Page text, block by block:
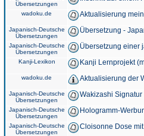
Übersetzungen
wadoku.de Aktualisierung
Japanisch-Deutsche
Übersetzungen
Übersetzung -
Japanisch-Deutsche
Übersetzungen
Übersetzung einer
Kanji-Lexikon Kanji Lernprojekt
wadoku.de Aktualisierung der
Japanisch-Deutsche
Übersetzungen
Wakizashi Signatur
Japanisch-Deutsche
Übersetzungen
Hologramm-
Japanisch-Deutsche
Übersetzungen
Cloisonne Dose